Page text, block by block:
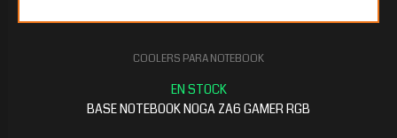
COOLERS PARA NOTEBOOK
BASE NOTEBOOK NOGA ZA6 GAMER RGB